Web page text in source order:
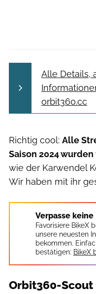
Alle Details,
orbit360.cc
Richtig cool: Alle
Saison 2024
wie der Karwendel
Wir haben mit ihr
Verpasse
Favorisiere BikeX
unsere neuesten
bekommen.
bestätigen: BikeX
Orbit360-Scout